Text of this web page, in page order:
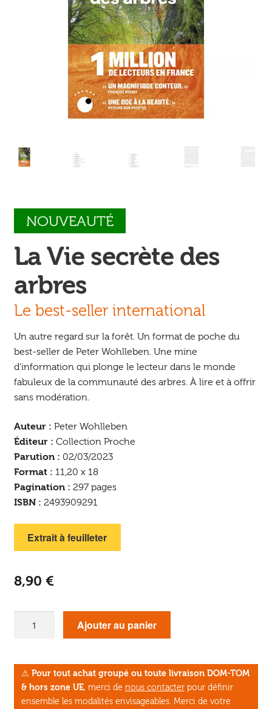
NOUVEAUTÉ
La Vie secrète des
arbres
Le best-seller international
Un autre regard sur la forêt. Un format de poche du
best-seller de Peter Wohlleben. Une mine
d’information qui plonge le lecteur dans le monde
fabuleux de la communauté des arbres. À lire et à offrir
sans modération.
Auteur : Peter Wohlleben
Éditeur : Collection Proche
Parution : 02/03/2023
Format : 11,20 x 18
Pagination : 297 pages
ISBN : 2493909291
Extrait à feuilleter
8,90 €
Vie
secrète
des
Ajouter au panier
⚠ Pour tout achat groupé ou toute livraison DOM-TOM
& hors zone UE, merci de nous contacterpour définir
ensemble les modalités envisageables. Merci de votre